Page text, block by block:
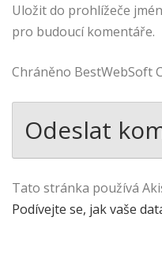
Uložit do prohlížeče
pro budoucí komentáře.
Chráněno BestWebSoft
Tato stránka používá
Podívejte se, jak vaše